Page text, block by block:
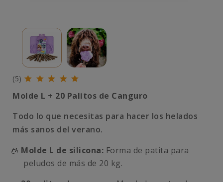
(5)
Molde L + 20 Palitos de Canguro
Todo lo que necesitas para hacer los helados
más sanos del verano.
🧊 Molde L de silicona: Forma de patita para
peludos de más de 20 kg.